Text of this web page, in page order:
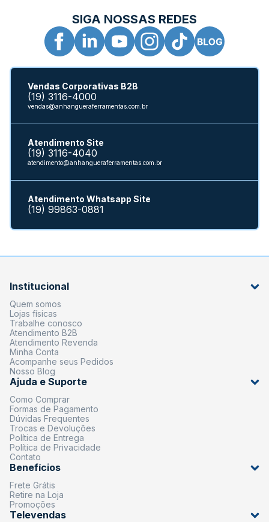
SIGA NOSSAS REDES
Vendas Corporativas B2B
(19) 3116-4000
vendas@anhangueraferramentas.com.br
Atendimento Site
(19) 3116-4040
atendimento@anhangueraferramentas.com.br
Atendimento Whatsapp Site
(19) 99863-0881
Institucional
Quem somos
Lojas físicas
Trabalhe conosco
Atendimento B2B
Atendimento Revenda
Minha Conta
Acompanhe seus Pedidos
Nosso Blog
Ajuda e Suporte
Como Comprar
Formas de Pagamento
Dúvidas Frequentes
Trocas e Devoluções
Política de Entrega
Política de Privacidade
Contato
Benefícios
Frete Grátis
Retire na Loja
Promoções
Televendas